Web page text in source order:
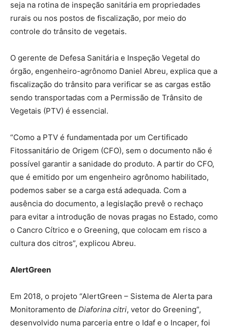
seja na rotina de inspeção sanitária em propriedades
rurais ou nos postos de fiscalização, por meio do
controle do trânsito de vegetais.
O gerente de Defesa Sanitária e Inspeção Vegetal do
órgão, engenheiro-agrônomo Daniel Abreu, explica que a
fiscalização do trânsito para verificar se as cargas estão
sendo transportadas com a Permissão de Trânsito de
Vegetais (PTV) é essencial.
“Como a PTV é fundamentada por um Certificado
Fitossanitário de Origem (CFO), sem o documento não é
possível garantir a sanidade do produto. A partir do CFO,
que é emitido por um engenheiro agrônomo habilitado,
podemos saber se a carga está adequada. Com a
ausência do documento, a legislação prevê o rechaço
para evitar a introdução de novas pragas no Estado, como
o Cancro Cítrico e o Greening, que colocam em risco a
cultura dos citros”, explicou Abreu.
AlertGreen
Em 2018, o projeto “AlertGreen – Sistema de Alerta para
Monitoramento de Diaforina citri, vetor do Greening”,
desenvolvido numa parceria entre o Idaf e o Incaper, foi